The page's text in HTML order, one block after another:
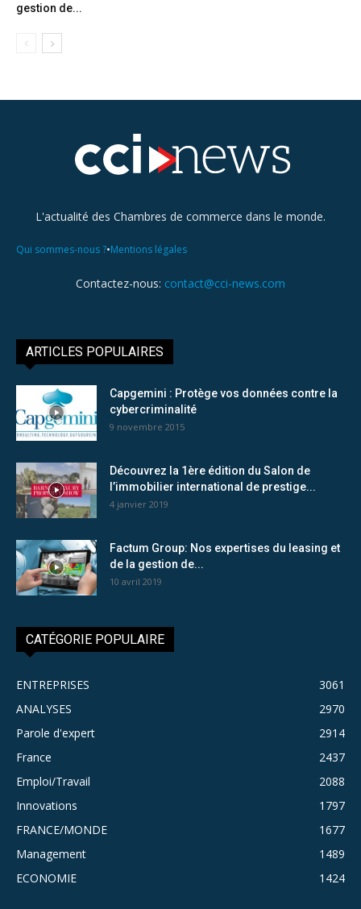
gestion de...
L'actualité des Chambres de commerce dans le monde.
Qui sommes-nous ?•Mentions légales
Contactez-nous: contact@cci-news.com
ARTICLES POPULAIRES
Capgemini : Protège vos données contre la
cybercriminalité
9 novembre 2015
Découvrez la 1ère édition du Salon de
l’immobilier international de prestige...
4 janvier 2019
Factum Group: Nos expertises du leasing et
de la gestion de...
10 avril 2019
CATÉGORIE POPULAIRE
ENTREPRISES
3061
ANALYSES
2970
Parole d'expert
2914
France
2437
Emploi/Travail
2088
Innovations
1797
FRANCE/MONDE
1677
Management
1489
ECONOMIE
1424